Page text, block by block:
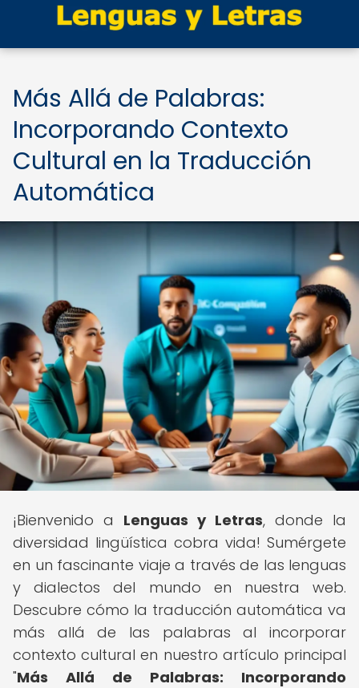
Más Allá de Palabras:
Incorporando Contexto
Cultural en la Traducción
Automática
¡Bienvenido a Lenguas y Letras, donde la
diversidad lingüística cobra vida! Sumérgete
en un fascinante viaje a través de las lenguas
y dialectos del mundo en nuestra web.
Descubre cómo la traducción automática va
más allá de las palabras al incorporar
contexto cultural en nuestro artículo principal
"Más Allá de Palabras: Incorporando